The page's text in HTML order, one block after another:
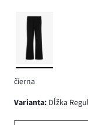
čierna
varianta: Dĺžka